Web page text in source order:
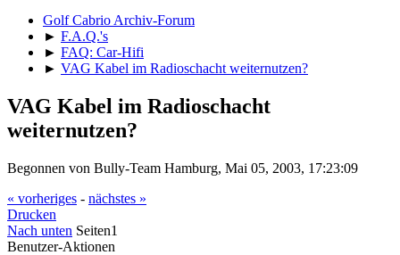
Golf Cabrio Archiv-Forum
► F.A.Q.'s
► FAQ: Car-Hifi
► VAG Kabel im Radioschacht weiternutzen?
VAG Kabel im Radioschacht
weiternutzen?
Begonnen von Bully-Team Hamburg, Mai 05, 2003, 17:23:09
« vorheriges - nächstes »
Drucken
Nach unten Seiten1
Benutzer-Aktionen